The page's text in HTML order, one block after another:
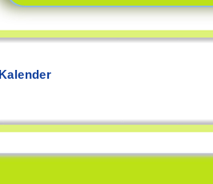
Kalender